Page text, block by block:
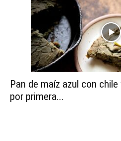
Pan de maíz azul con
por primera...